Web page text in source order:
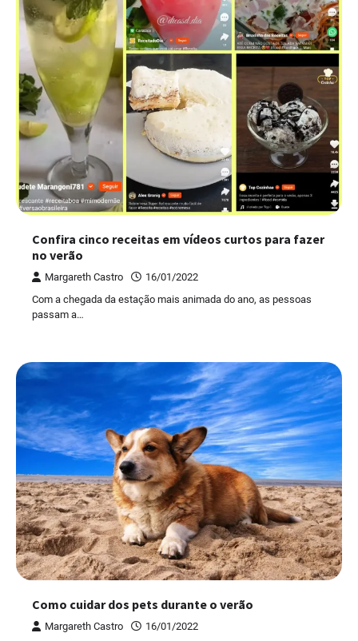
Confira cinco receitas em vídeos curtos para fazer
no verão
Margareth Castro
16/01/2022
Com a chegada da estação mais animada do ano, as pessoas
passam a…
Como cuidar dos pets durante o verão
Margareth Castro
16/01/2022